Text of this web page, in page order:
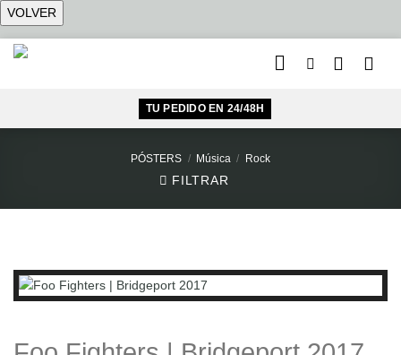
Saltar
TU PEDIDO EN 24/48H
PÓSTERS / Música / Rock
FILTRAR